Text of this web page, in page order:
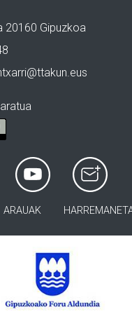
20160 Gipuzkoa
ARAUAK